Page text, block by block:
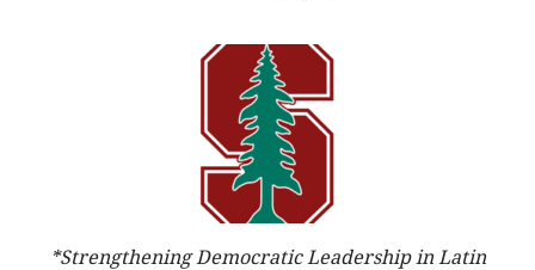
*Strengthening Democratic Leadership in Latin